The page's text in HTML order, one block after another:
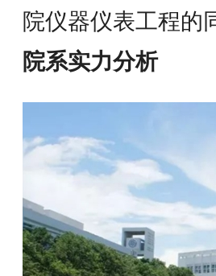
院仪器仪表工程的
院系实力分析